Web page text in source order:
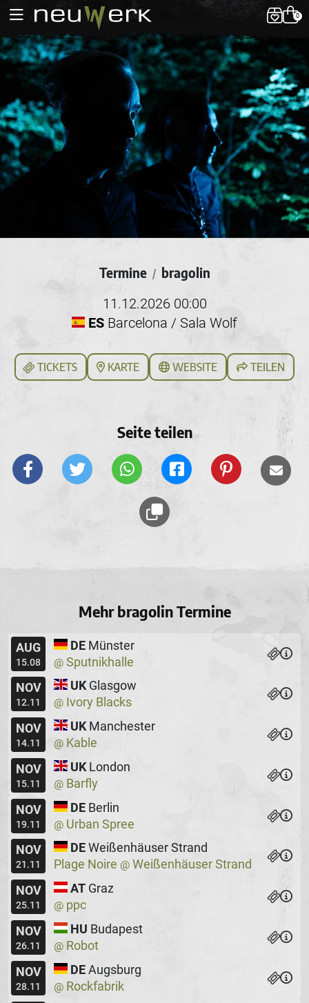
0
Termine / bragolin
11.12.2026 00:00
ES Barcelona / Sala Wolf
TICKETS KARTE WEBSITE TEILEN
Seite teilen
Mehr bragolin Termine
AUG
15.08
DE Münster
@ Sputnikhalle
NOV
12.11
UK Glasgow
@ Ivory Blacks
NOV
14.11
UK Manchester
@ Kable
NOV
15.11
UK London
@ Barfly
NOV
19.11
DE Berlin
@ Urban Spree
NOV
21.11
DE Weißenhäuser Strand
Plage Noire @ Weißenhäuser Strand
NOV
25.11
AT Graz
@ ppc
NOV
26.11
HU Budapest
@ Robot
NOV
28.11
DE Augsburg
@ Rockfabrik